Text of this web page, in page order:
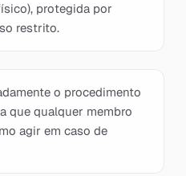
protegida por
restrito.
o procedimento
que qualquer membro
agir em caso de